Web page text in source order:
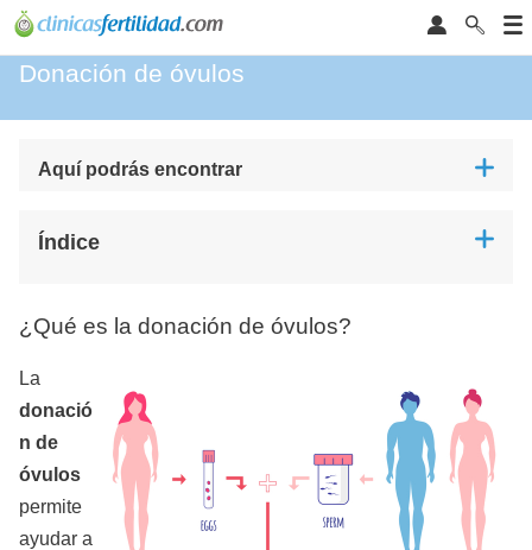
Donación de óvulos
Aquí podrás encontrar
Índice
¿Qué es la donación de óvulos?
La
donació
n de
óvulos
permite
ayudar a